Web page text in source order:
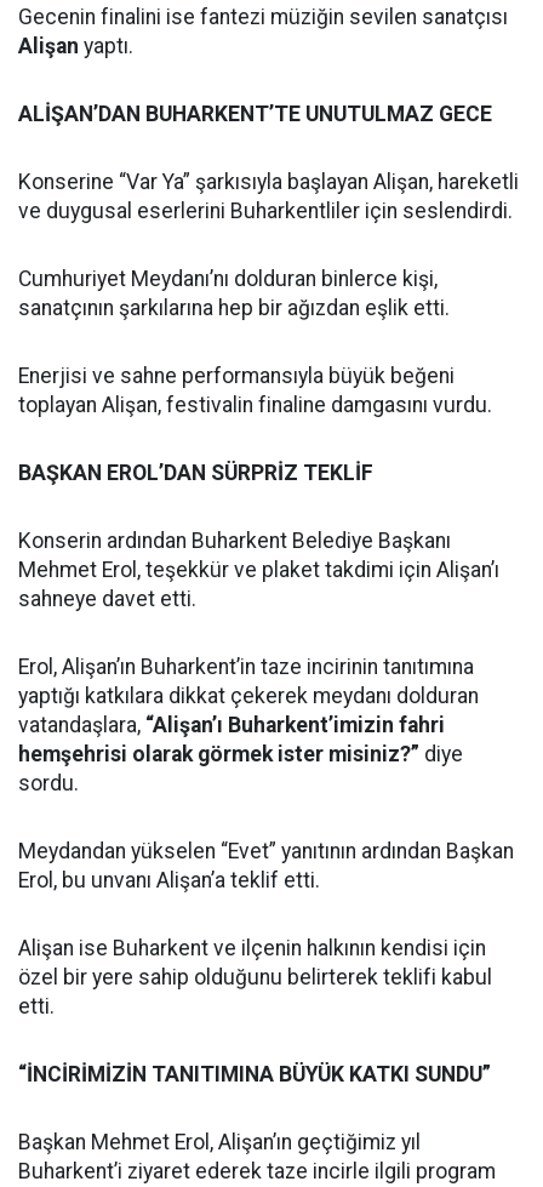
Gecenin finalini ise fantezi müziğin sevilen sanatçısı
Alişan yaptı.
ALİŞAN’DAN BUHARKENT’TE UNUTULMAZ GECE
Konserine “Var Ya” şarkısıyla başlayan Alişan, hareketli
ve duygusal eserlerini Buharkentliler için seslendirdi.
Cumhuriyet Meydanı’nı dolduran binlerce kişi,
sanatçının şarkılarına hep bir ağızdan eşlik etti.
Enerjisi ve sahne performansıyla büyük beğeni
toplayan Alişan, festivalin finaline damgasını vurdu.
BAŞKAN EROL’DAN SÜRPRİZ TEKLİF
Konserin ardından Buharkent Belediye Başkanı
Mehmet Erol, teşekkür ve plaket takdimi için Alişan’ı
sahneye davet etti.
Erol, Alişan’ın Buharkent’in taze incirinin tanıtımına
yaptığı katkılara dikkat çekerek meydanı dolduran
vatandaşlara, “Alişan’ı Buharkent’imizin fahri
hemşehrisi olarak görmek ister misiniz?” diye
sordu.
Meydandan yükselen “Evet” yanıtının ardından Başkan
Erol, bu unvanı Alişan’a teklif etti.
Alişan ise Buharkent ve ilçenin halkının kendisi için
özel bir yere sahip olduğunu belirterek teklifi kabul
etti.
“İNCİRİMİZİN TANITIMINA BÜYÜK KATKI SUNDU”
Başkan Mehmet Erol, Alişan’ın geçtiğimiz yıl
Buharkent’i ziyaret ederek taze incirle ilgili program